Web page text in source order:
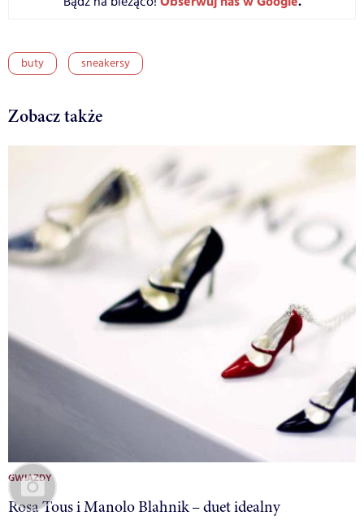
buty sneakersy
Zobacz także
GWIAZDY
Rosa Tous i Manolo Blahnik – duet idealny